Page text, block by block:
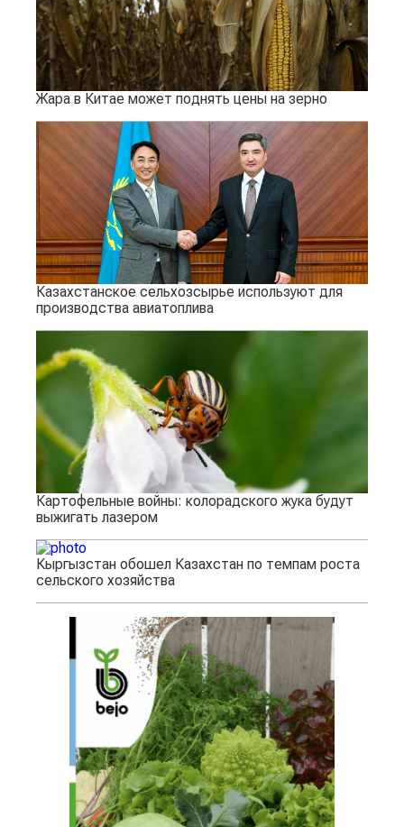
Жара в Китае может поднять цены на зерно
Казахстанское сельхозсырье используют для
производства авиатоплива
Картофельные войны: колорадского жука будут
выжигать лазером
Кыргызстан обошел Казахстан по темпам роста
сельского хозяйства